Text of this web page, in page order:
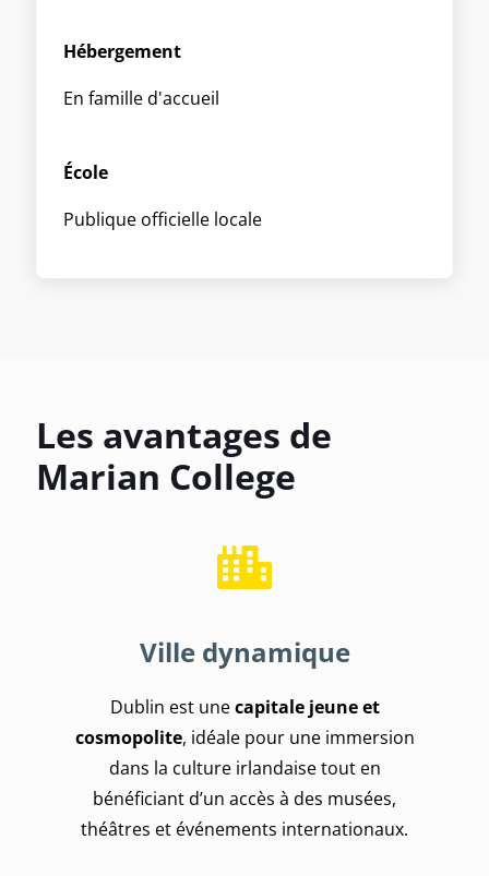
Hébergement
En famille d'accueil
École
Publique officielle locale
Les avantages de
Marian College
Ville dynamique
Dublin est unecapitale jeune et
cosmopolite, idéale pour une immersion
dans la culture irlandaise tout en
bénéficiant d’un accès à des musées,
théâtres et événements internationaux.